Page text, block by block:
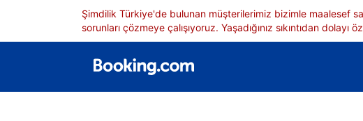
Şimdilik Türkiye'de bulunan müşterilerimiz bizimle maalesef
sorunları çözmeye çalışıyoruz. Yaşadığınız sıkıntıdan